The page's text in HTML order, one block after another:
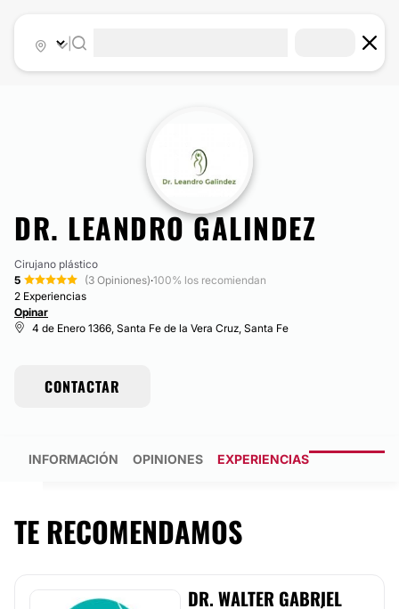
DR. LEANDRO GALINDEZ
Cirujano plástico
5
(3 Opiniones)·100% los recomiendan
2 Experiencias
Opinar
4 de Enero 1366, Santa Fe de la Vera Cruz, Santa Fe
CONTACTAR
INFORMACIÓN OPINIONES EXPERIENCIAS
TE RECOMENDAMOS
DR. WALTER GABRIEL